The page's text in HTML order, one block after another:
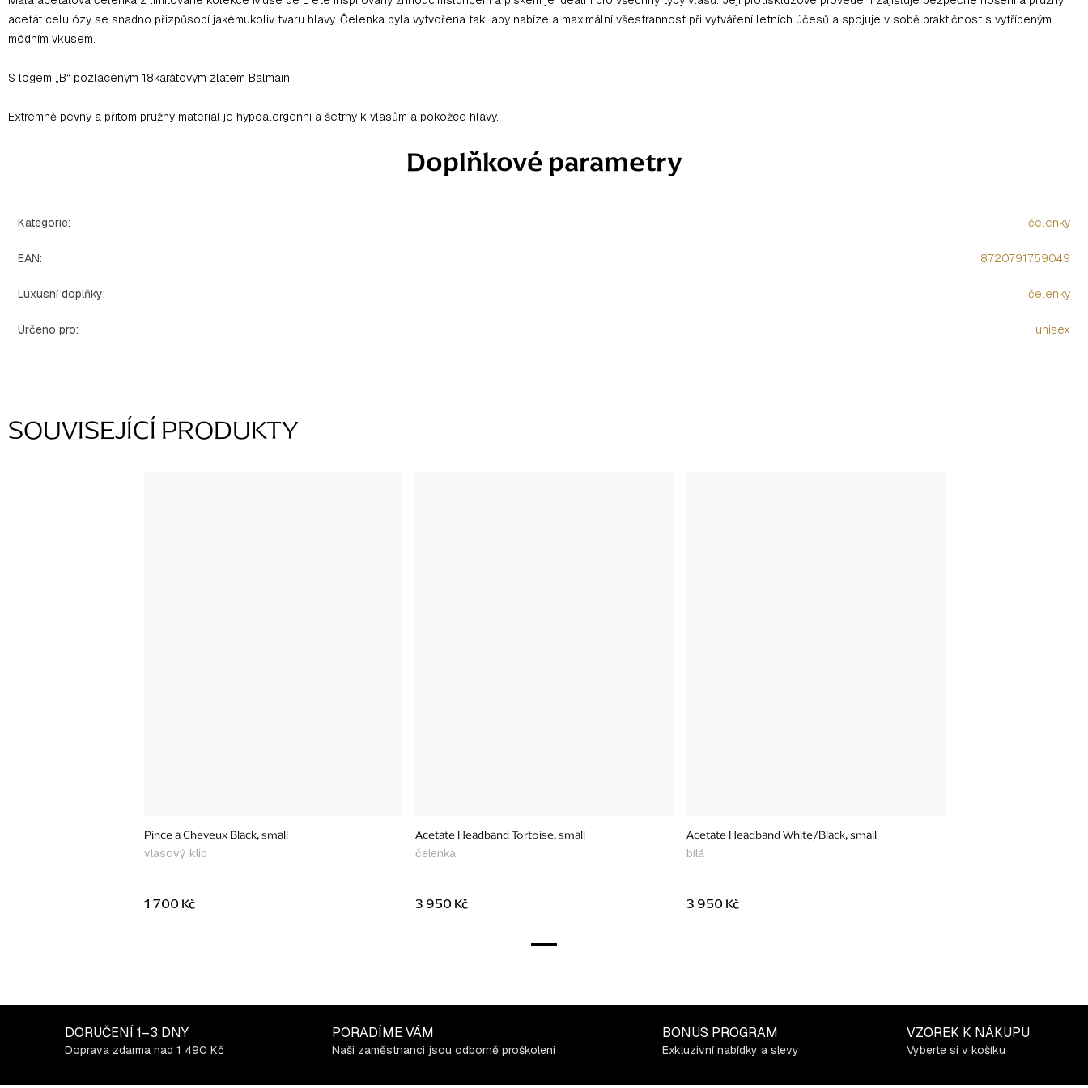
acetát celulózy se snadno přizpůsobí jakémukoliv tvaru hlavy. Čelenka byla vytvořena tak, aby nabízela maximální všestrannost při vytváření letních účesů a spojuje v sobě praktičnost s vytříbeným
módním vkusem.
S logem „B“ pozlaceným 18karátovým zlatem Balmain.
Extrémně pevný a přitom pružný materiál je hypoalergenní a šetrný k vlasům a pokožce hlavy.
Doplňkové parametry
Kategorie: čelenky
EAN: 8720791759049
Luxusní doplňky: čelenky
Určeno pro: unisex
SOUVISEJÍCÍ PRODUKTY
Pince a Cheveux Black, small
vlasový klip
1 700 Kč
Acetate Headband Tortoise, small
čelenka
3 950 Kč
Acetate Headband White/Black, small
bílá
3 950 Kč
DORUČENÍ 1–3 DNY
Doprava zdarma nad 1 490 Kč
PORADÍME VÁM
Naši zaměstnanci jsou odborně proškoleni
BONUS PROGRAM
Exkluzivní nabídky a slevy
VZOREK K NÁKUPU
Vyberte si v košíku